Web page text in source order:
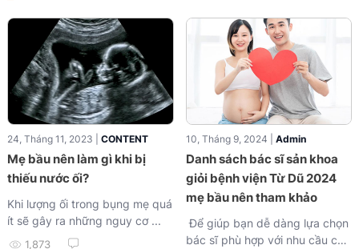
24, Tháng 11, 2023 | CONTENT
Mẹ bầu nên làm gì khi bị
thiếu nước ối?
Khi lượng ối trong bụng mẹ quá
ít sẽ gây ra những nguy cơ ...
1,873
10, Tháng 9, 2024 | Admin
Danh sách bác sĩ sản khoa
giỏi bệnh viện Từ Dũ 2024
mẹ bầu nên tham khảo
Để giúp bạn dễ dàng lựa chọn
bác sĩ phù hợp với nhu cầu của